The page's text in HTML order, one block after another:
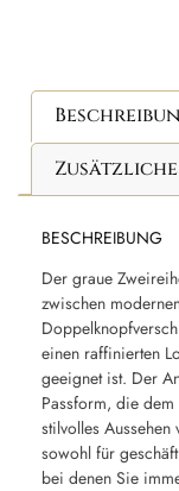
BESCHREIBUNG
Der graue
zwischen
einen raffinierten
geeignet ist. Der
Passform, die
stilvolles
sowohl für
bei denen Sie